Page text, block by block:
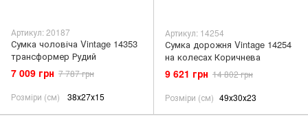
Артикул: 20187
Сумка чоловіча Vintage 14353
трансформер Рудий
7 009 грн 7 787 грн
Розміри (см)
38х27х15
Артикул: 14254
Сумка дорожня Vintage 14254
на колесах Коричнева
9 621 грн 14 802 грн
Розміри (см) 49х30х23